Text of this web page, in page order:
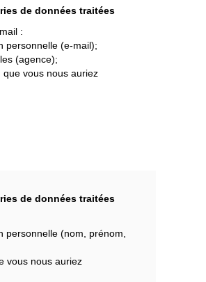
de données traitées
:
personnelle (e-mail);
(agence);
vous nous auriez
de données traitées
personnelle (nom, prénom,
vous nous auriez